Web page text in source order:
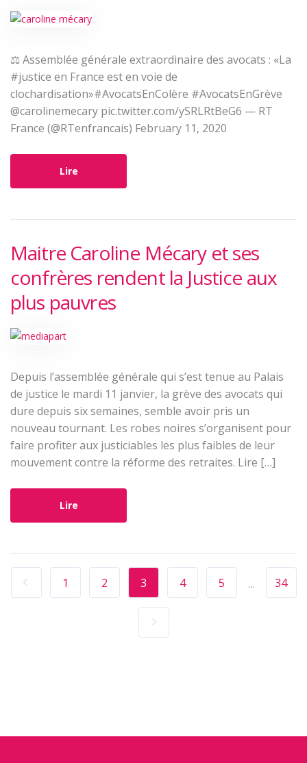
⚖️ Assemblée générale extraordinaire des avocats : «La
#justice en France est en voie de
clochardisation»#AvocatsEnColère #AvocatsEnGrève
@carolinemecary pic.twitter.com/ySRLRtBeG6 — RT
France (@RTenfrancais) February 11, 2020
Lire
Maitre Caroline Mécary et ses
confrères rendent la Justice aux
plus pauvres
Depuis l’assemblée générale qui s’est tenue au Palais
de justice le mardi 11 janvier, la grève des avocats qui
dure depuis six semaines, semble avoir pris un
nouveau tournant. Les robes noires s’organisent pour
faire profiter aux justiciables les plus faibles de leur
mouvement contre la réforme des retraites. Lire […]
Lire
1 2 3 4 5 ... 34